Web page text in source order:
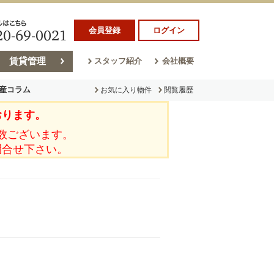
会員登録 ログイン
賃貸管理 スタッフ紹介 会社概要
コラム
ム
お気に入り物件 閲覧履歴
ます。
ざいます。
せ下さい。